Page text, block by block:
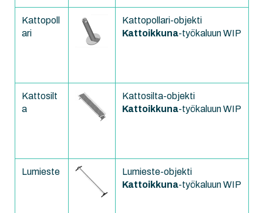
Kattopoll
ari
Kattopollari-objekti
Kattoikkuna-työkaluun WIP
Kattosilt
a
Kattosilta-objekti
Kattoikkuna-työkaluun WIP
Lumieste
Lumieste-objekti
Kattoikkuna-työkaluun WIP